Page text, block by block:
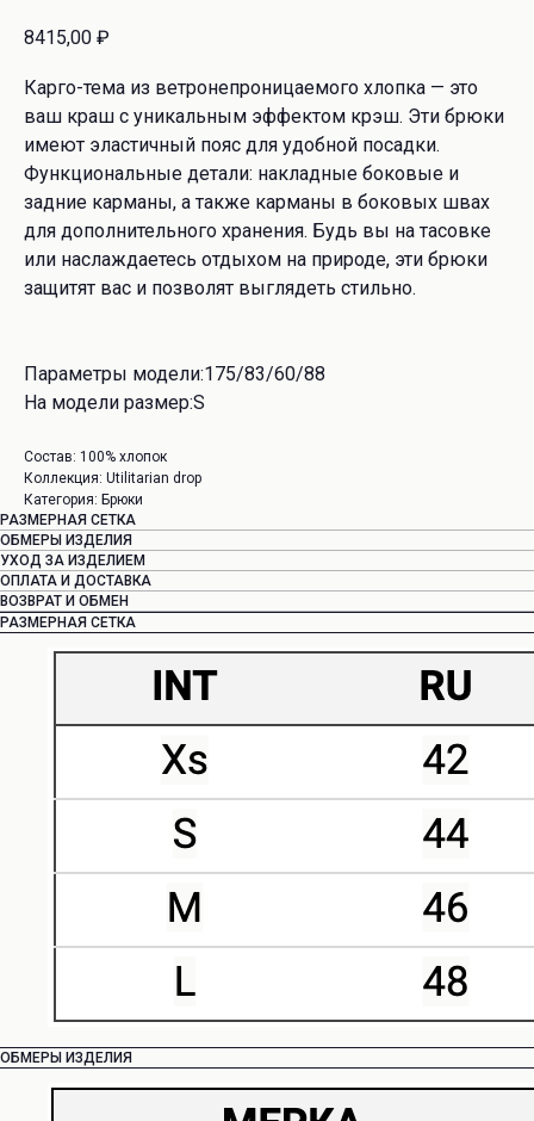
8415,00 ₽
Карго-тема из ветронепроницаемого хлопка — это
ваш краш с уникальным эффектом крэш. Эти брюки
имеют эластичный пояс для удобной посадки.
Функциональные детали: накладные боковые и
задние карманы, а также карманы в боковых швах
для дополнительного хранения. Будь вы на тасовке
или наслаждаетесь отдыхом на природе, эти брюки
защитят вас и позволят выглядеть стильно.
Параметры модели:175/83/60/88
На модели размер:S
Состав: 100% хлопок
Коллекция: Utilitarian drop
Категория: Брюки
РАЗМЕРНАЯ СЕТКА
ОБМЕРЫ ИЗДЕЛИЯ
УХОД ЗА ИЗДЕЛИЕМ
ОПЛАТА И ДОСТАВКА
ВОЗВРАТ И ОБМЕН
РАЗМЕРНАЯ СЕТКА
ОБМЕРЫ ИЗДЕЛИЯ